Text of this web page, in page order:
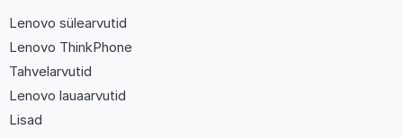
Lenovo sülearvutid
Lenovo ThinkPhone
Tahvelarvutid
Lenovo lauaarvutid
Lisad